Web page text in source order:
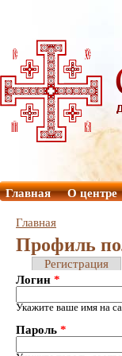
Главная О центре
Главная
Профиль
Регистрация
Логин *
Укажите ваше имя на
Пароль *